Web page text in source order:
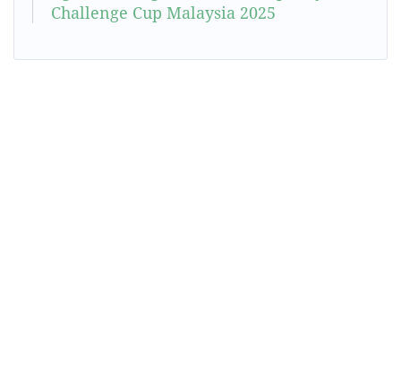
Challenge Cup Malaysia 2025